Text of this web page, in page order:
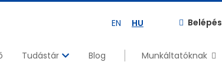
EN HU Belépés
Tudástár Blog
Munkáltatóknak